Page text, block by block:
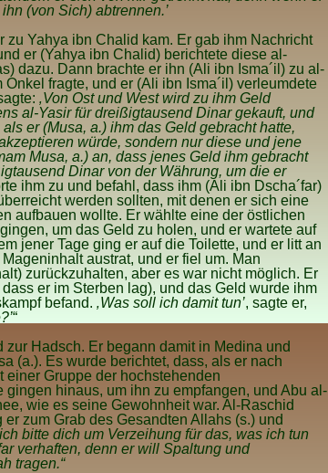
(von Sich) abtrennen.’
zu Yahya ibn Chalid kam. Er gab ihm Nachricht
er (Yahya ibn Chalid) berichtete diese al-
dazu. Dann brachte er ihn (Ali ibn Isma´il) zu al-
fragte, und er (Ali ibn Isma´il) verleumdete
‚Von Ost und West wird zu ihm Geld
al-Yasir für dreißigtausend Dinar gekauft, und
er (Musa, a.) ihm das Geld gebracht hatte,
würde, sondern nur diese und jene
Musa, a.) an, dass jenes Geld ihm gebracht
Dinar von der Währung, um die er
ihm zu und befahl, dass ihm (Ali ibn Dscha´far)
werden sollten, mit denen er sich eine
aufbauen wollte. Er wählte eine der östlichen
um das Geld zu holen, und er wartete auf
jener Tage ging er auf die Toilette, und er litt an
austrat, und er fiel um. Man
zurückzuhalten, aber es war nicht möglich. Er
er im Sterben lag), und das Geld wurde ihm
befand. ‚Was soll ich damit tun’, sagte er,
“
zur Hadsch. Er begann damit in Medina und
(a.). Es wurde berichtet, dass, als er nach
einer Gruppe der hochstehenden
gingen hinaus, um ihn zu empfangen, und Abu al-
wie es seine Gewohnheit war. Al-Raschid
zum Grab des Gesandten Allahs (s.) und
bitte dich um Verzeihung für das, was ich tun
verhaften, denn er will Spaltung und
tragen.“